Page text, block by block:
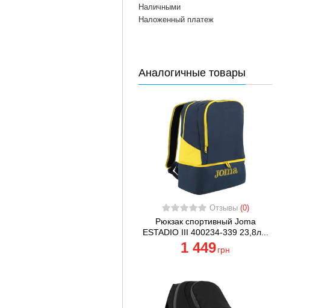
Наличными
Наложенный платеж
Аналогичные товары
Отзывы (0)
Рюкзак спортивный Joma
ESTADIO III 400234-339 23,8л...
1 449 грн